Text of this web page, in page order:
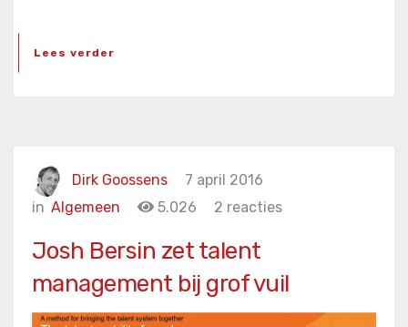
Lees verder
Dirk Goossens
7 april 2016
in Algemeen 5.026 2 reacties
Josh Bersin zet talent
management bij grof vuil